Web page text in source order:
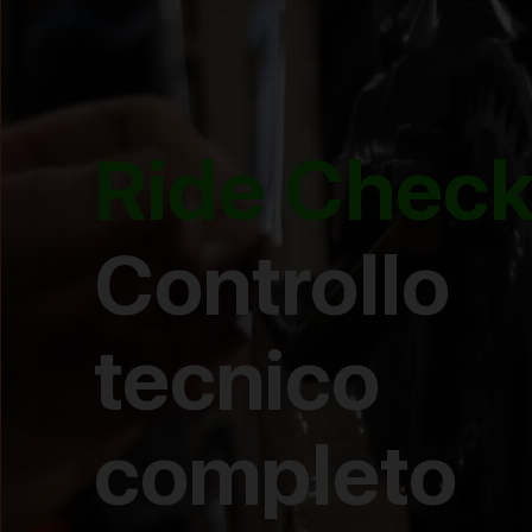
Ride
Controllo
tecnico
completo